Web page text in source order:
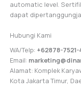
automatic level.
dapat
Hubungi Kami
WA/Telp: +62878-7521-
Email:
Alamat: Komplek
Kota Jakarta Timur,